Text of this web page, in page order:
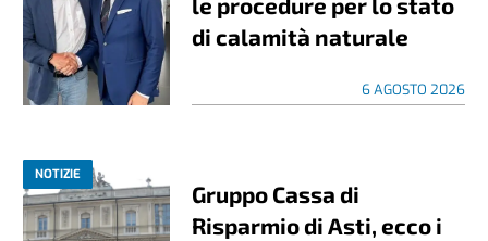
di calamità naturale
6 AGOSTO 2026
NOTIZIE
Gruppo Cassa di
Risparmio di Asti, ecco i